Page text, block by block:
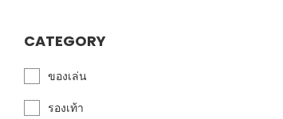
CATEGORY
ของเล่น
รองเท้า